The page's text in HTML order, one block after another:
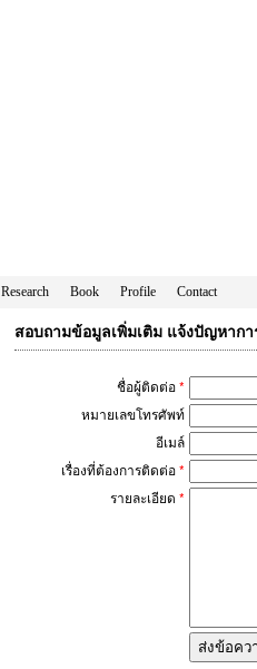
Research Book Profile Contact
สอบถามข้อมูลเพิ่มเติม แจ้งปัญหาก
ชื่อผู้ติดต่อ*
หมายเลขโทรศัพท์
อีเมล์
เรื่องที่ต้องการติดต่อ*
รายละเอียด *